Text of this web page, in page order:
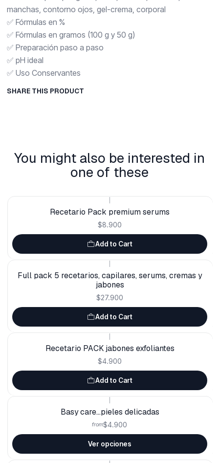
manchas, contorno ojos, gel-crema, corporal
✅ Fórmulas en %
✅ Fórmulas en gramos (100 g y 50 g)
✅ Preparación paso a paso
✅ pH ideal
✅ Uso Conservantes
SHARE THIS PRODUCT
You might also be interested in
one of these
Recetario Pack premium serums
$8.900
Add to Cart
Full pack 5 recetarios, capilares, serums, cremas y
jabones
$27.900
Add to Cart
Recetario PACK jabones exfoliantes
$4.900
Add to Cart
Basy care...pieles delicadas
from$4.900
Ver opciones